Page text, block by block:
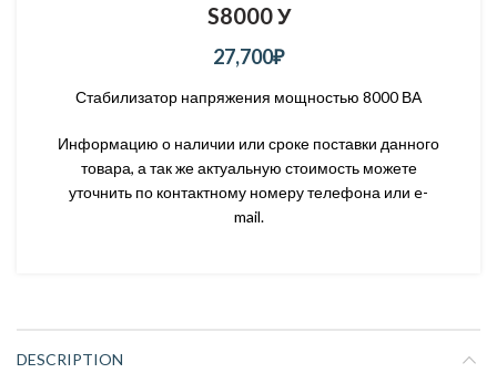
S8000 У
27,700₽
Стабилизатор напряжения мощностью 8000 ВА
Информацию о наличии или сроке поставки данного
товара, а так же актуальную стоимость можете
уточнить по контактному номеру телефона или e-
mail.
DESCRIPTION